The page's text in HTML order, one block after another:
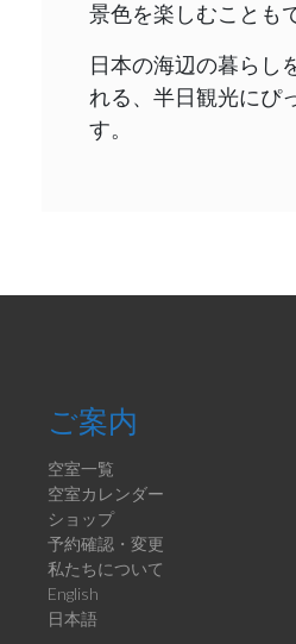
景色を楽しむことも
日本の海辺の暮らし
れる、半日観光にぴ
す。
ご案内
空室一覧
空室カレンダー
ショップ
予約確認・変更
私たちについて
English
日本語